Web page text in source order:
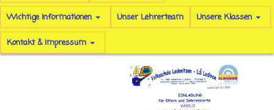
Wichtige Informationen Unser Lehrerteam Unsere Klassen
Kontakt & Impressum